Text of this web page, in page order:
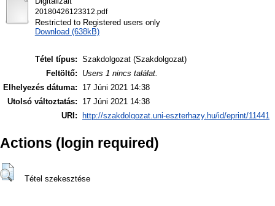
20180426123312.pdf
Restricted to Registered users only
Download (638kB)
Tétel típus: Szakdolgozat (Szakdolgozat)
Feltöltő:
Users 1 nincs találat.
Elhelyezés dátuma:
17 Júni 2021 14:38
Utolsó változtatás:
17 Júni 2021 14:38
URI:
http://szakdolgozat.uni-eszterhazy.hu/id/eprint/11441
Actions (login required)
Tétel szekesztése